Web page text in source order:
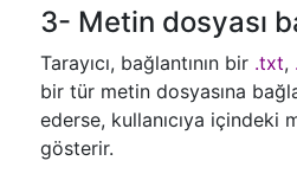
3- Metin dosyası
Tarayıcı, bağlantının bir .txt,
bir tür metin dosyasına
ederse, kullanıcıya içindeki
gösterir.